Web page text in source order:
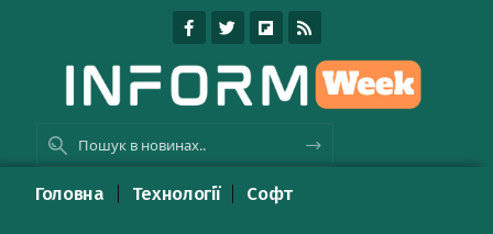
Головна Технології Софт